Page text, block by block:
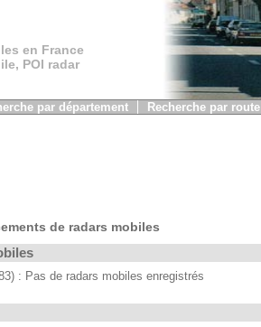
en France
POI radar
par département Recherche par route
de radars mobiles
: Pas de radars mobiles enregistrés